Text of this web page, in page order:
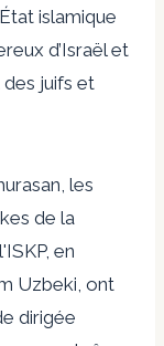
islamique
d’Israël et
des juifs et
les
de la
en
Uzbeki, ont
dirigée